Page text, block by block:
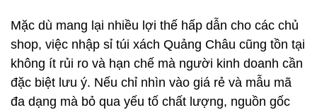
Mặc dù mang lại nhiều lợi thế hấp dẫn cho các chủ
shop, việc nhập sỉ túi xách Quảng Châu cũng tồn tại
không ít rủi ro và hạn chế mà người kinh doanh cần
đặc biệt lưu ý. Nếu chỉ nhìn vào giá rẻ và mẫu mã
đa dạng mà bỏ qua yếu tố chất lượng, nguồn gốc